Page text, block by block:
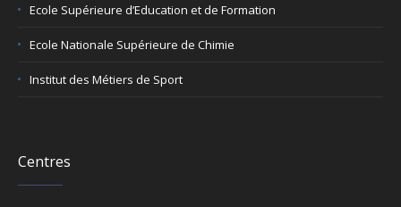
Ecole Supérieure d’Education et de Formation
Ecole Nationale Supérieure de Chimie
Institut des Métiers de Sport
Centres